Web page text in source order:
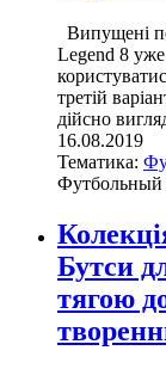
Випущені
Legend 8 уже
третій
дійсно
16.08.2019
Тематика:
Футбольный
Бутси
тягою